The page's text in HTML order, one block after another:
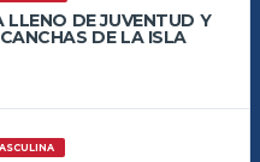
LLENO DE JUVENTUD Y
DE LA ISLA